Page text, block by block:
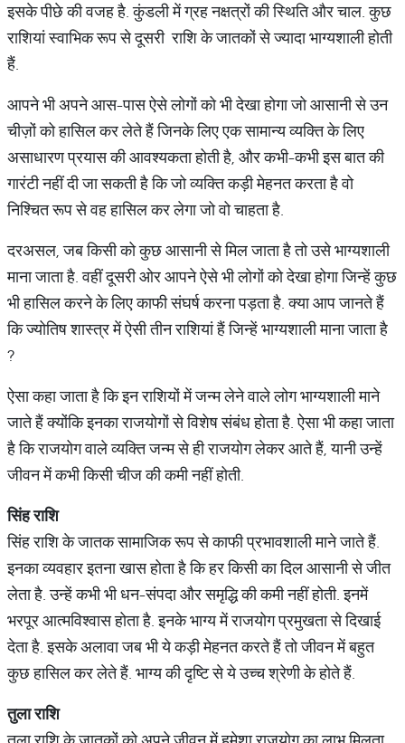
इसके पीछे की वजह है. कुंडली में ग्रह नक्षत्रों की स्थिति और चाल. कुछ
राशियां स्वाभिक रूप से दूसरी राशि के जातकों से ज्यादा भाग्यशाली होती
हैं.
आपने भी अपने आस-पास ऐसे लोगों को भी देखा होगा जो आसानी से उन
चीज़ों को हासिल कर लेते हैं जिनके लिए एक सामान्य व्यक्ति के लिए
असाधारण प्रयास की आवश्यकता होती है, और कभी-कभी इस बात की
गारंटी नहीं दी जा सकती है कि जो व्यक्ति कड़ी मेहनत करता है वो
निश्चित रूप से वह हासिल कर लेगा जो वो चाहता है.
दरअसल, जब किसी को कुछ आसानी से मिल जाता है तो उसे भाग्यशाली
माना जाता है. वहीं दूसरी ओर आपने ऐसे भी लोगों को देखा होगा जिन्हें कुछ
भी हासिल करने के लिए काफी संघर्ष करना पड़ता है. क्या आप जानते हैं
कि ज्योतिष शास्त्र में ऐसी तीन राशियां हैं जिन्हें भाग्यशाली माना जाता है
?
ऐसा कहा जाता है कि इन राशियों में जन्म लेने वाले लोग भाग्यशाली माने
जाते हैं क्योंकि इनका राजयोगों से विशेष संबंध होता है. ऐसा भी कहा जाता
है कि राजयोग वाले व्यक्ति जन्म से ही राजयोग लेकर आते हैं, यानी उन्हें
जीवन में कभी किसी चीज की कमी नहीं होती.
सिंहराशि
सिंह राशि के जातक सामाजिक रूप से काफी प्रभावशाली माने जाते हैं.
इनका व्यवहार इतना खास होता है कि हर किसी का दिल आसानी से जीत
लेता है. उन्हें कभी भी धन-संपदा और समृद्धि की कमी नहीं होती. इनमें
भरपूर आत्मविश्वास होता है. इनके भाग्य में राजयोग प्रमुखता से दिखाई
देता है. इसके अलावा जब भी ये कड़ी मेहनत करते हैं तो जीवन में बहुत
कुछ हासिल कर लेते हैं. भाग्य की दृष्टि से ये उच्च श्रेणी के होते हैं.
तुलाराशि